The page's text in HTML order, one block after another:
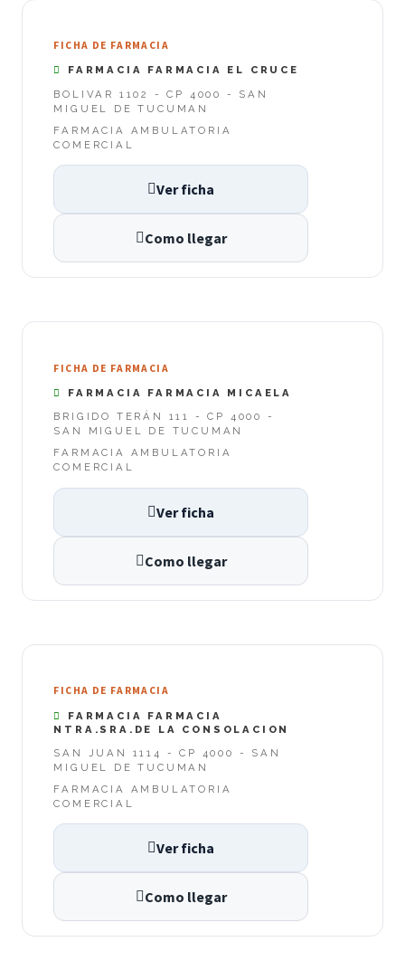
FICHA DE FARMACIA
FARMACIA FARMACIA EL CRUCE
BOLIVAR 1102 - CP 4000 - SAN
MIGUEL DE TUCUMAN
FARMACIA AMBULATORIA
COMERCIAL
Ver ficha
Como llegar
FICHA DE FARMACIA
FARMACIA FARMACIA MICAELA
BRIGIDO TERÁN 111 - CP 4000 -
SAN MIGUEL DE TUCUMAN
FARMACIA AMBULATORIA
COMERCIAL
Ver ficha
Como llegar
FICHA DE FARMACIA
FARMACIA FARMACIA
NTRA.SRA.DE LA CONSOLACION
SAN JUAN 1114 - CP 4000 - SAN
MIGUEL DE TUCUMAN
FARMACIA AMBULATORIA
COMERCIAL
Ver ficha
Como llegar